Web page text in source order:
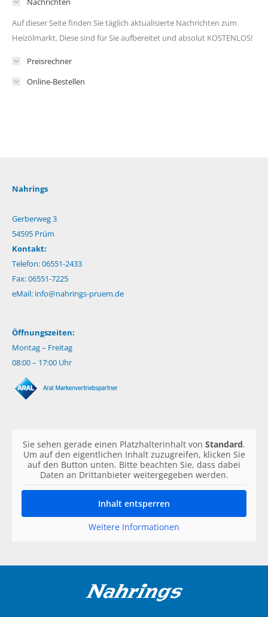
Auf dieser Seite finden Sie täglich aktualisierte Nachrichten zum
Heizölmarkt. Diese sind für Sie aufbereitet und absolut KOSTENLOS!
Preisrechner
Online-Bestellen
Nahrings
Gerberweg 3
54595 Prüm
Kontakt:
Telefon: 06551-2433
Fax: 06551-7225
eMail: info@nahrings-pruem.de
Öffnungszeiten:
Montag – Freitag
08:00 – 17:00 Uhr
Sie sehen gerade einen Platzhalterinhalt von Standard.
Um auf den eigentlichen Inhalt zuzugreifen, klicken Sie
auf den Button unten. Bitte beachten Sie, dass dabei
Daten an Drittanbieter weitergegeben werden.
Inhalt entsperren
Weitere Informationen